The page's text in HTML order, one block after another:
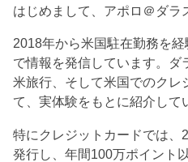
はじめまして、アポロ＠ダラ
2018年から米国駐在勤務を
で情報を発信しています。ダ
米旅行、そして米国でのクレ
て、実体験をもとに紹介して
特にクレジットカードでは、
発行し、年間100万ポイント